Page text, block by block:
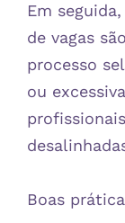
Em
de vagas
processo
ou
Boas